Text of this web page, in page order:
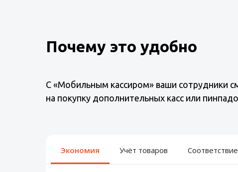
Почему это удобно
C «Мобильным кассиром» ваши сотрудники
на покупку дополнительных касс или
Экономия Учёт товаров